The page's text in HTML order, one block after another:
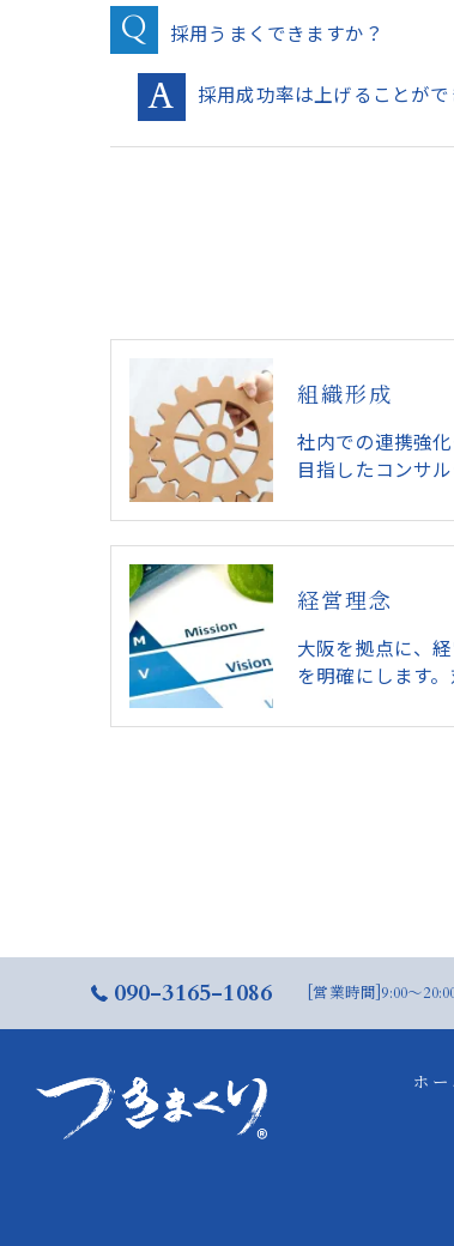
採用うまくできますか？
採用成功率は上げることが
組織形成
社内での連携強
目指したコンサ
経営理念
大阪を拠点に、
を明確にします
090-3165-1086 [営業時間]9:00～
ホー